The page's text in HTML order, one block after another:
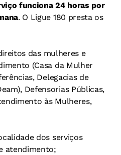
funciona 24 horas por
. O Ligue 180 presta os
das mulheres e
(Casa da Mulher
Delegacias de
Defensorias Públicas,
às Mulheres,
dos serviços
atendimento;